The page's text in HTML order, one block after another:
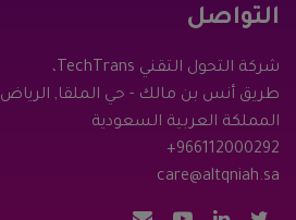
التواصل
شركة التحول التقني TechTrans،
طريق أنس بن مالك - حي الملقا, الرياض 13524
المملكة العربية السعودية
+966112000292
care@altqniah.sa